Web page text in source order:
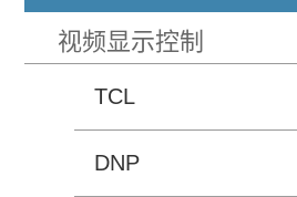
视频显示控制
TCL
DNP